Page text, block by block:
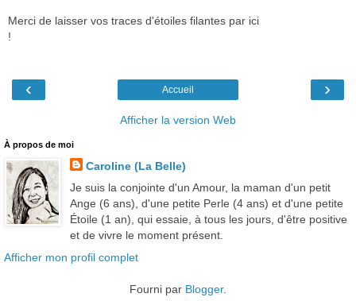
Merci de laisser vos traces d'étoiles filantes par ici
!
‹ ›
Accueil
Afficher la version Web
À propos de moi
Caroline (La Belle)
Je suis la conjointe d'un Amour, la maman d'un petit
Ange (6 ans), d'une petite Perle (4 ans) et d'une petite
Étoile (1 an), qui essaie, à tous les jours, d'être positive
et de vivre le moment présent.
Afficher mon profil complet
Fourni par Blogger.